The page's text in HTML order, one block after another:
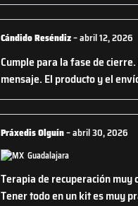
Cándido Reséndiz–abril 12, 2026
Cumple para la fase de
mensaje. El producto y el
Práxedis Olguín–abril 30, 2026
Guadalajara
Terapia de recuperación
Tener todo en un kit es muy